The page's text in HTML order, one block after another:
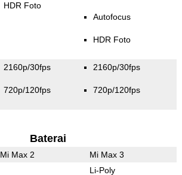
HDR Foto
Autofocus
HDR Foto
2160p/30fps
720p/120fps
2160p/30fps
720p/120fps
Baterai
Mi Max 2 Mi Max 3
Li-Poly